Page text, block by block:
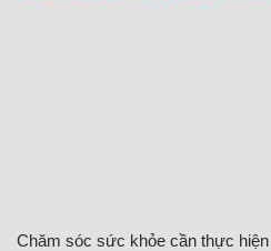
Chăm sóc sức khỏe cần thực hiện